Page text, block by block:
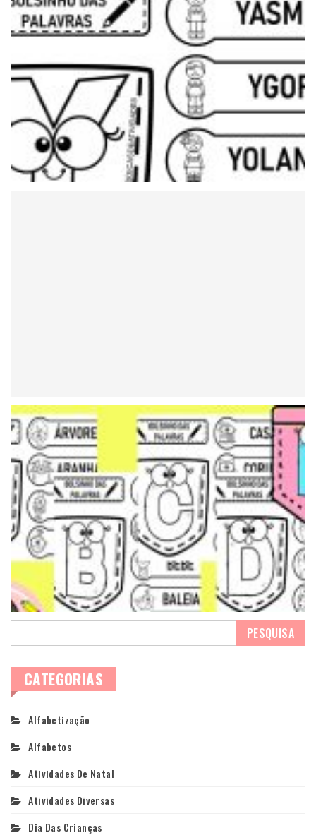
CATEGORIAS
Alfabetização
Alfabetos
Atividades De Natal
Atividades Diversas
Dia Das Crianças